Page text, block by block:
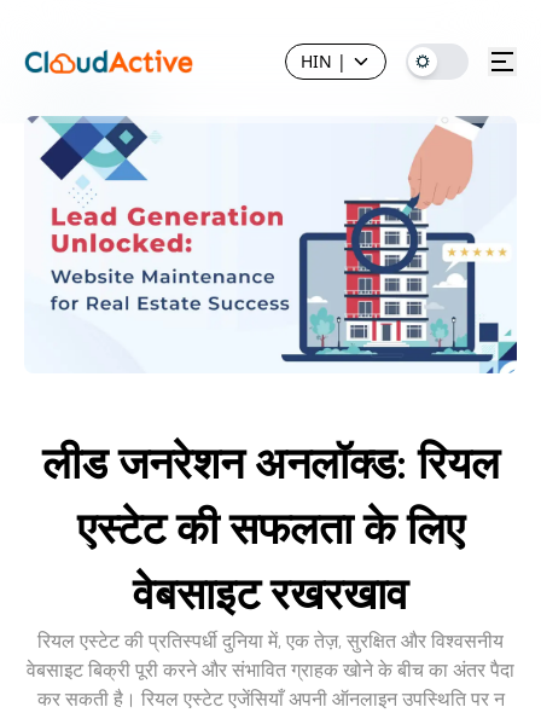
HIN |
लीड जनरेशन अनलॉक्ड: रियल
एस्टेट की सफलता के लिए
वेबसाइट रखरखाव
रियल एस्टेट की प्रतिस्पर्धी दुनिया में, एक तेज़, सुरक्षित और विश्वसनीय
वेबसाइट बिक्री पूरी करने और संभावित ग्राहक खोने के बीच का अंतर पैदा
कर सकती है। रियल एस्टेट एजेंसियाँ अपनी ऑनलाइन उपस्थिति पर न